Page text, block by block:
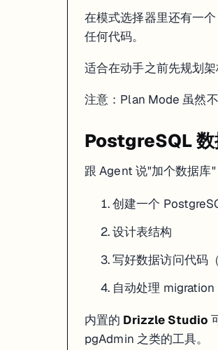
（可选）
双向导航。不仅可以回退到之前的版
回滚时如果需要同时恢复数据库，在 "Additional
在模式选择器里还有一个
任何代码。
适合在动手之前先规划
注意：Plan Mode 虽然
PostgreSQL 数
跟 Agent 说"加个数据库"
创建一个
设计表结构
写好数据访问代码
自动处理 migration
内置的 Drizzle Studio
pgAdmin 之类的工具。